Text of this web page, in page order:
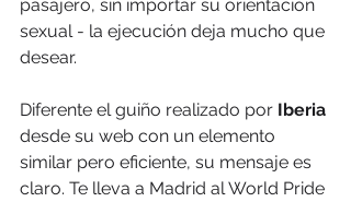
pasajero, sin importar su orientación
sexual - la ejecución deja mucho que
desear.
Diferente el guiño realizado por Iberia
desde su web con un elemento
similar pero eficiente, su mensaje es
claro. Te lleva a Madrid al World Pride